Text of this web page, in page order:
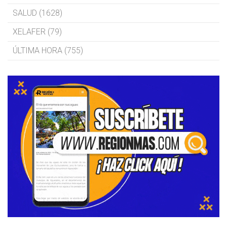
SALUD (1628)
XELAFER (79)
ÚLTIMA HORA (755)